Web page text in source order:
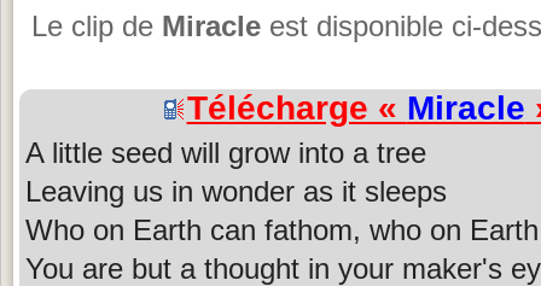
Le clip de Miracle est disponible ci-
Télécharge « Miracle
A little seed will grow into a tree
Leaving us in wonder as it sleeps
Who on Earth can fathom, who on
You are but a thought in your maker's